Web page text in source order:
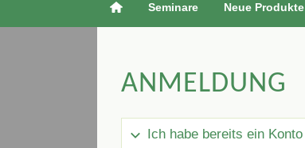
Seminare Neue Produkte
ANMELDUNG
Ich habe bereits ein Konto